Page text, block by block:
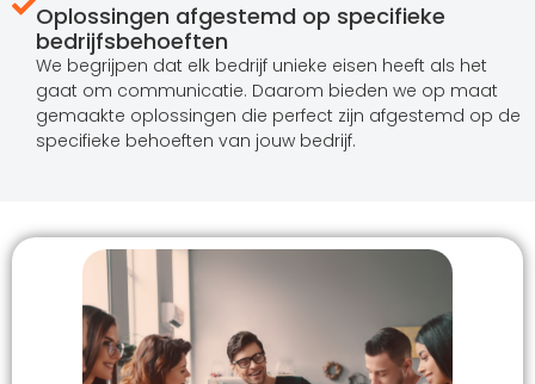
Oplossingen afgestemd op specifieke
bedrijfsbehoeften
We begrijpen dat elk bedrijf unieke eisen heeft als het
gaat om communicatie. Daarom bieden we op maat
gemaakte oplossingen die perfect zijn afgestemd op de
specifieke behoeften van jouw bedrijf.